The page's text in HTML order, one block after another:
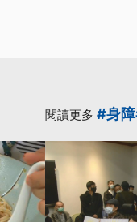
閱讀更多 #身